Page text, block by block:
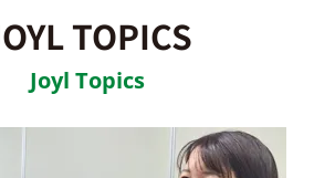
TOPICS
Joyl Topics